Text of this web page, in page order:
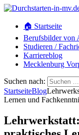
🏠 Startseite
Berufsbilder von
Studieren /
Karriereblog
Mecklenburg
Suchen nach:
StartseiteBlog
Lernen und